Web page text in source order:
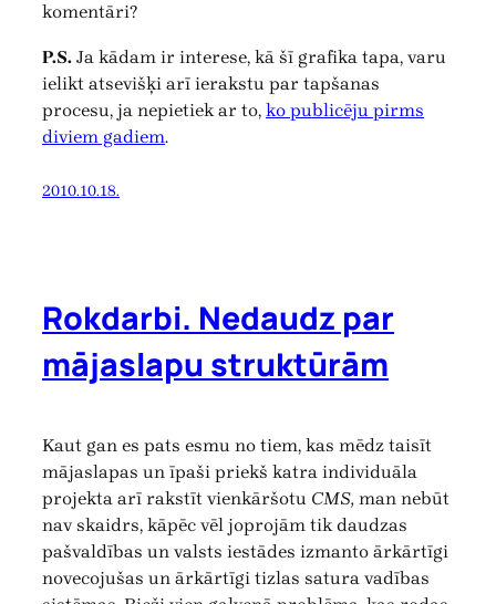
komentāri?
P.S. Ja kādam ir interese, kā šī grafika tapa, varu
ielikt atsevišķi arī ierakstu par tapšanas
procesu, ja nepietiek ar to, ko publicēju pirms
diviem gadiem.
2010.10.18.
Rokdarbi. Nedaudz par
mājaslapu struktūrām
Kaut gan es pats esmu no tiem, kas mēdz taisīt
mājaslapas un īpaši priekš katra individuāla
projekta arī rakstīt vienkāršotu CMS, man nebūt
nav skaidrs, kāpēc vēl joprojām tik daudzas
pašvaldības un valsts iestādes izmanto ārkārtīgi
novecojušas un ārkārtīgi tizlas satura vadības